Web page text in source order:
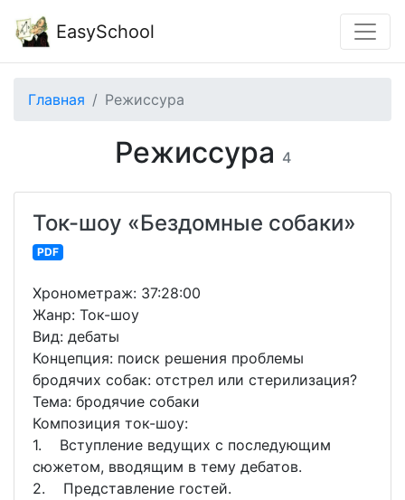
EasySchool
Главная Режиссура
Режиссура 4
Ток-шоу «Бездомные собаки»
PDF
Хронометраж: 37:28:00
Жанр: Ток-шоу
Вид: дебаты
Концепция: поиск решения проблемы
бродячих собак: отстрел или стерилизация?
Тема: бродячие собаки
Композиция ток-шоу:
1. Вступление ведущих с последующим
сюжетом, вводящим в тему дебатов.
2. Представление гостей.